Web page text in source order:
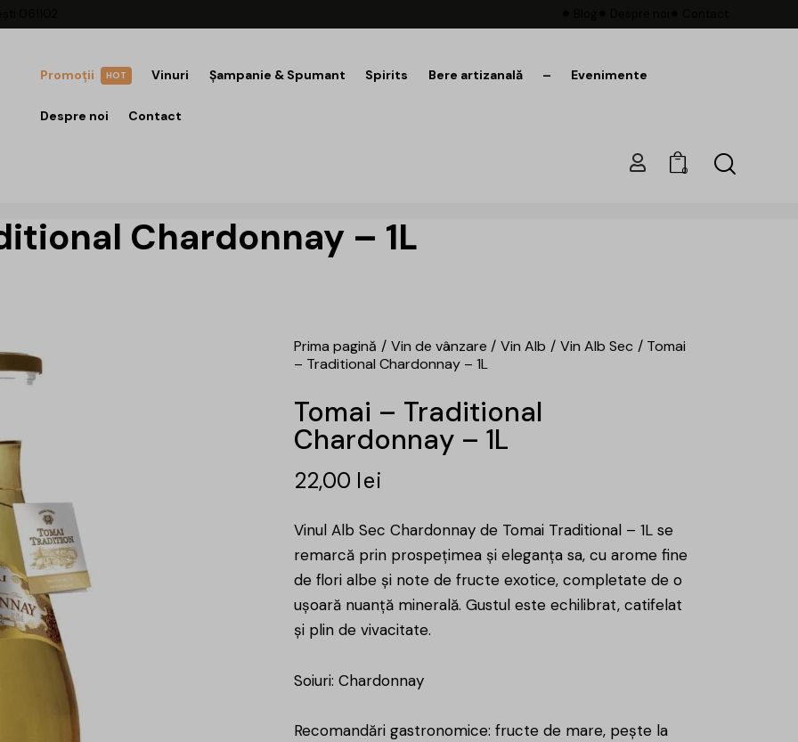
HOT
Promoții Vinuri Șampanie & Spumant Spirits Bere artizanală – Evenimente
Despre noi Contact
0
Chardonnay – 1L
Prima pagină Vin de vânzare Vin Alb Vin Alb Sec
Tomai
– Traditional Chardonnay – 1L
Tomai – Traditional
Chardonnay – 1L
22,00 lei
Vinul Alb Sec Chardonnay de Tomai Traditional – 1L se
remarcă prin prospețimea și eleganța sa, cu arome fine
de flori albe și note de fructe exotice, completate de o
ușoară nuanță minerală. Gustul este echilibrat, catifelat
și plin de vivacitate.
Soiuri: Chardonnay
Recomandări gastronomice: fructe de mare, pește la